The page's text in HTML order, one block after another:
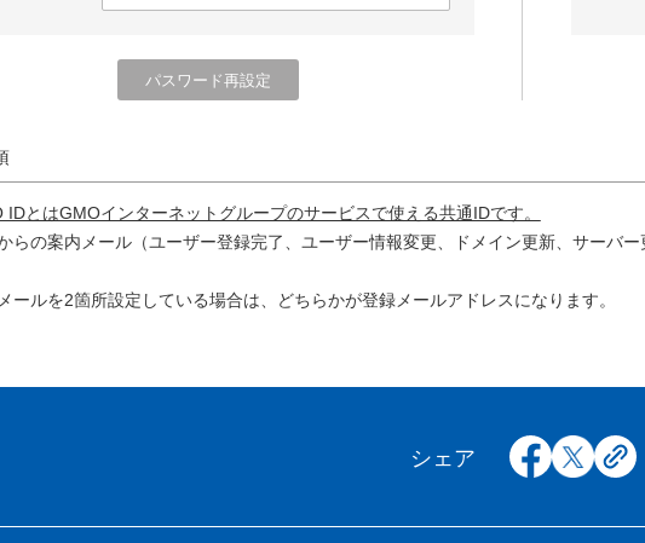
IDとはGMOインターネットグループのサービスで使える共通IDです。
らの案内メール（ユーザー登録完了、ユーザー情報変更、ドメイン更新、サーバ
ールを2箇所設定している場合は、どちらかが登録メールアドレスになります。
シェア facebook
x